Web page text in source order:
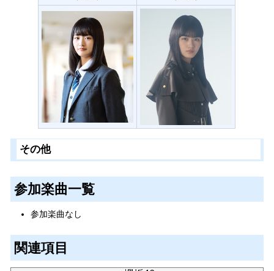
その他
参加楽曲一覧
参加楽曲なし
関連項目